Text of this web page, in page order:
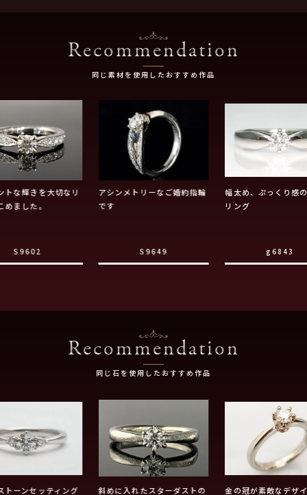
Recommendation
同じ素材を使用したおすすめ作品
トな輝きを大切なリ
めました。
S9602
アシンメトリーなご婚約指輪
です
S9649
幅太め、ぷっくり感
リング
g6843
Recommendation
同じ石を使用したおすすめ作品
トーンセッティング 斜めに入れたスターダストの 金の冠が素敵なデザ